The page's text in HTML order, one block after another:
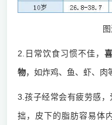
2.日常饮食习惯不佳，
物，如炸鸡、鱼、虾、肉
3.孩子经常会有疲劳感
拙，皮下的脂肪容易体